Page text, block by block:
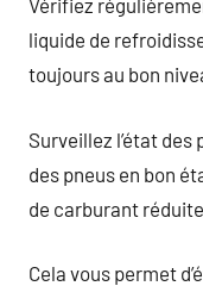
Vérifiez
liquide de
toujours au bon
Surveillez l’état
des pneus en bon
de carburant
Cela vous permet